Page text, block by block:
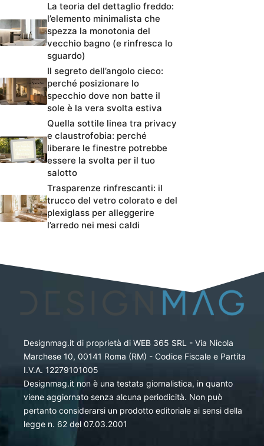
La teoria del dettaglio freddo:
l’elemento minimalista che
spezza la monotonia del
vecchio bagno (e rinfresca lo
sguardo)
Il segreto dell’angolo cieco:
perché posizionare lo
specchio dove non batte il
sole è la vera svolta estiva
Quella sottile linea tra privacy
e claustrofobia: perché
liberare le finestre potrebbe
essere la svolta per il tuo
salotto
Trasparenze rinfrescanti: il
trucco del vetro colorato e del
plexiglass per alleggerire
l’arredo nei mesi caldi
Designmag.it di proprietà di WEB 365 SRL - Via Nicola
Marchese 10, 00141 Roma (RM) - Codice Fiscale e Partita
I.V.A. 12279101005
Designmag.it non è una testata giornalistica, in quanto
viene aggiornato senza alcuna periodicità. Non può
pertanto considerarsi un prodotto editoriale ai sensi della
legge n. 62 del 07.03.2001